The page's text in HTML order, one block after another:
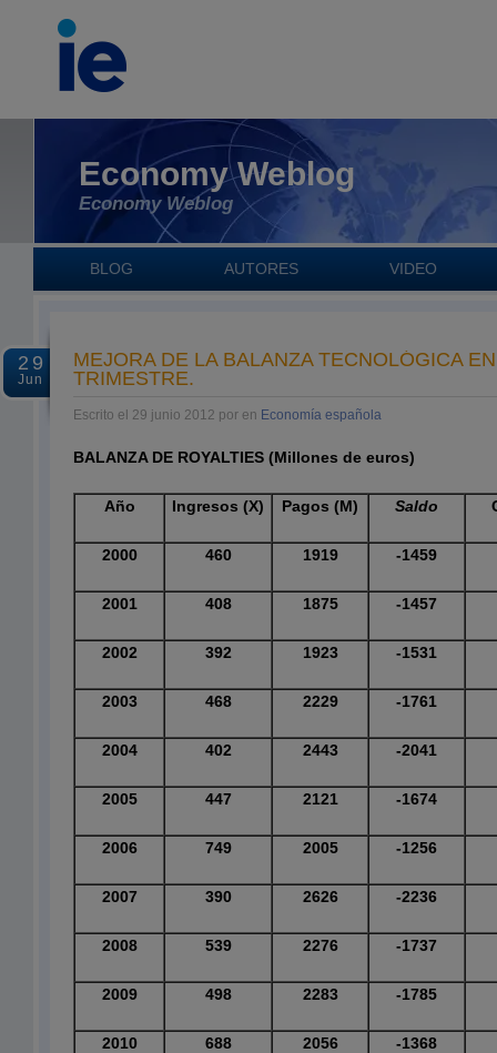
Economy Weblog
Economy Weblog
BLOG AUTORES VIDEO
29
Jun
MEJORA DE LA BALANZA TECNOLÓGICA
TRIMESTRE.
Escrito el 29 junio 2012 por en Economía española
BALANZA DE ROYALTIES (Millones de euros)
Año Ingresos (X) Pagos (M) Saldo
2000 460 1919 -1459
2001 408 1875 -1457
2002 392 1923 -1531
2003 468 2229 -1761
2004 402 2443 -2041
2005 447 2121 -1674
2006 749 2005 -1256
2007 390 2626 -2236
2008 539 2276 -1737
2009 498 2283 -1785
2010 688 2056 -1368